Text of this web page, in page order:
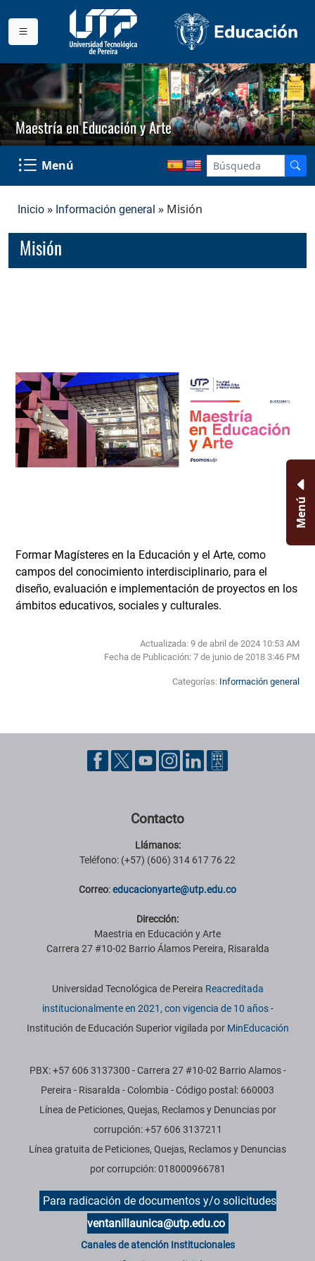
Maestría en Educación y Arte
Menú
Inicio » Información general » Misión
Misión
Formar Magísteres en la Educación y el Arte, como
campos del conocimiento interdisciplinario, para el
diseño, evaluación e implementación de proyectos en los
ámbitos educativos, sociales y culturales.
Actualizada: 9 de abril de 2024 10:53 AM
Fecha de Publicación: 7 de junio de 2018 3:46 PM
Categorías: Información general
Menú
Pie de página con información de contacto, redes sociales y datos
Contacto
Llámanos:
Teléfono: (+57) (606) 314 617 76 22
Correo:educacionyarte@utp.edu.co
Dirección:
Maestria en Educación y Arte
Carrera 27 #10-02 Barrio Álamos Pereira, Risaralda
Información institucional
Universidad Tecnológica de Pereira Reacreditada
institucionalmente en 2021, con vigencia de 10 años-
Institución de Educación Superior vigilada por MinEducación
PBX: +57 606 3137300 - Carrera 27 #10-02 Barrio Alamos -
Pereira - Risaralda - Colombia - Código postal: 660003
Línea de Peticiones, Quejas, Reclamos y Denuncias por
corrupción: +57 606 3137211
Línea gratuita de Peticiones, Quejas, Reclamos y Denuncias
por corrupción: 018000966781
Para radicación de documentos y/o solicitudes
ventanillaunica@utp.edu.co
Canales de atención Institucionales